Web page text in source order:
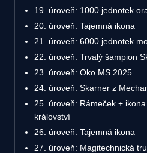
19. úroveň: 1000 jednotek
20. úroveň: Tajemná ikona
21. úroveň: 6000 jednotek
22. úroveň: Trvalý šampion
23. úroveň: Oko MS 2025
24. úroveň: Skarner z
25. úroveň: Rámeček +
království
26. úroveň: Tajemná ikona
27. úroveň: Magitechnická